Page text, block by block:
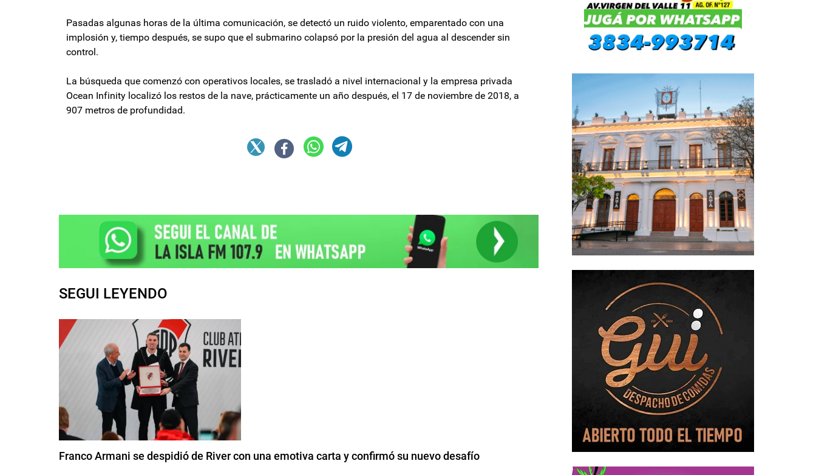
Pasadas algunas horas de la última comunicación, se detectó un ruido violento, emparentado con una
implosión y, tiempo después, se supo que el submarino colapsó por la presión del agua al descender sin
control.
La búsqueda que comenzó con operativos locales, se trasladó a nivel internacional y la empresa privada
Ocean Infinity localizó los restos de la nave, prácticamente un año después, el 17 de noviembre de 2018, a
907 metros de profundidad.
SEGUI LEYENDO
Franco Armani se despidió de River con una emotiva carta y confirmó su nuevo desafío